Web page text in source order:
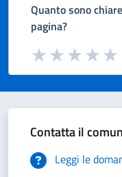
Quanto sono
pagina?
Valuta da 1 a 5 stelle la
Valuta
Valuta 3
Valuta 2 stelle
Valuta 1 stelle su 5
Contatta il
Leggi le